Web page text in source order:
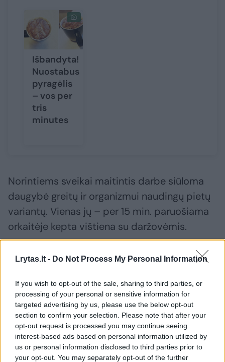
Lrytas.lt - Do Not Process My Personal Information
If you wish to opt-out of the sale, sharing to third parties, or
processing of your personal or sensitive information for
targeted advertising by us, please use the below opt-out
section to confirm your selection. Please note that after your
opt-out request is processed you may continue seeing
interest-based ads based on personal information utilized by
us or personal information disclosed to third parties prior to
your opt-out. You may separately opt-out of the further
Išbandyta!
Nuostabus
pyragėlis
– vos per
tris
minutes
Norintiems sveikai maitintis darbe siūloma
daugybė greitų ir organizmui naudingų pietų
variantų. Vienas jų – per 15 min. paruošiama
orkaitėje kepta vištiena su daržovėmis.
Vienai porcijai pietų jums reikės: 200 g
g salotų, 60 g šviežio agurko, 10 g sezamo
sėklų, 5 g alyvuogių aliejaus ir šiek tiek
mėgstamų prieskonių (džiovinti bazilikai,
malti baltieji pipirai, česnakiniai prieskoniai ir
pan.).